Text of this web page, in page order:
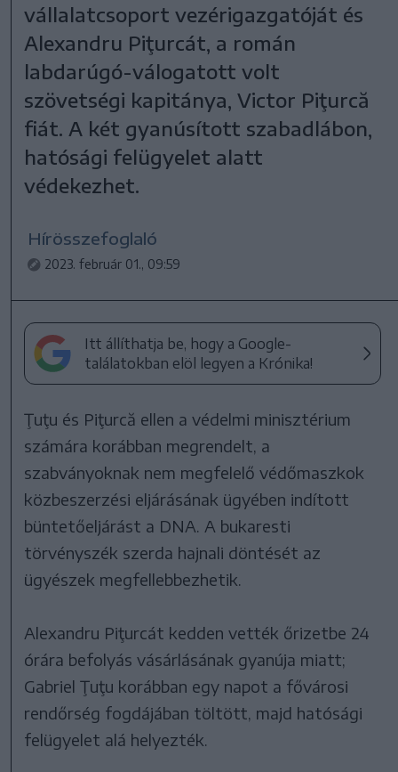
vállalatcsoport vezérigazgatóját és
Alexandru Piţurcát, a román
labdarúgó-válogatott volt
szövetségi kapitánya, Victor Piţurcă
fiát. A két gyanúsított szabadlábon,
hatósági felügyelet alatt
védekezhet.
Hírösszefoglaló
2023. február 01., 09:59
Itt állíthatja be, hogy a Google-
találatokban elöl legyen a Krónika!
Ţuţu és Piţurcă ellen a védelmi minisztérium
számára korábban megrendelt, a
szabványoknak nem megfelelő védőmaszkok
közbeszerzési eljárásának ügyében indított
büntetőeljárást a DNA. A bukaresti
törvényszék szerda hajnali döntését az
ügyészek megfellebbezhetik.
Alexandru Piţurcát kedden vették őrizetbe 24
órára befolyás vásárlásának gyanúja miatt;
Gabriel Ţuţu korábban egy napot a fővárosi
rendőrség fogdájában töltött, majd hatósági
felügyelet alá helyezték.